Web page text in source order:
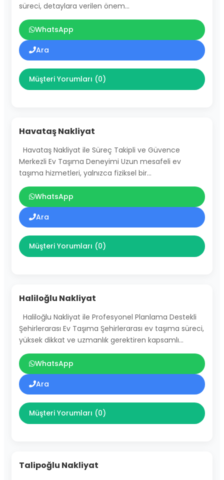
süreci, detaylara verilen önem…
WhatsApp
Ara
Müşteri Yorumları (0)
Havataş Nakliyat
Havataş Nakliyat ile Süreç Takipli ve Güvence
Merkezli Ev Taşıma Deneyimi Uzun mesafeli ev
taşıma hizmetleri, yalnızca fiziksel bir…
WhatsApp
Ara
Müşteri Yorumları (0)
Haliloğlu Nakliyat
Haliloğlu Nakliyat ile Profesyonel Planlama Destekli
Şehirlerarası Ev Taşıma Şehirlerarası ev taşıma süreci,
yüksek dikkat ve uzmanlık gerektiren kapsamlı…
WhatsApp
Ara
Müşteri Yorumları (0)
Talipoğlu Nakliyat